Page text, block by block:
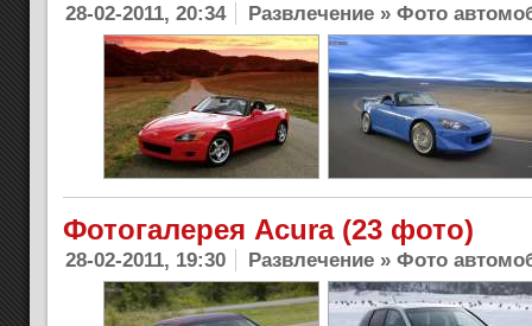
28-02-2011, 20:34 Развлечение » Фото
Фотогалерея Acura (23 фото)
28-02-2011, 19:30 Развлечение » Фото